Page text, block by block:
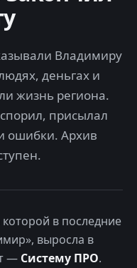
Владимиру
деньгах и
жизнь региона.
присылал
ошибки. Архив
в последние
выросла в
— Систему ПРО.